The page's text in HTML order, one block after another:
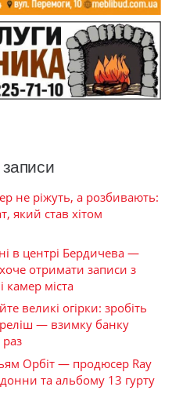
не ріжуть, а розбивають:
який став хітом
в центрі Бердичева —
отримати записи з
камер міста
великі огірки: зробіть
— взимку банку
раз
Орбіт — продюсер Ray
та альбому 13 гурту